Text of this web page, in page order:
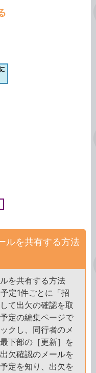
ルを共有する方法
を共有する方法
定1件ごとに「招
て出欠の確認を取
定の編集ページで
クし、同行者のメ
下部の［更新］を
欠確認のメールを
定を知り、出欠を